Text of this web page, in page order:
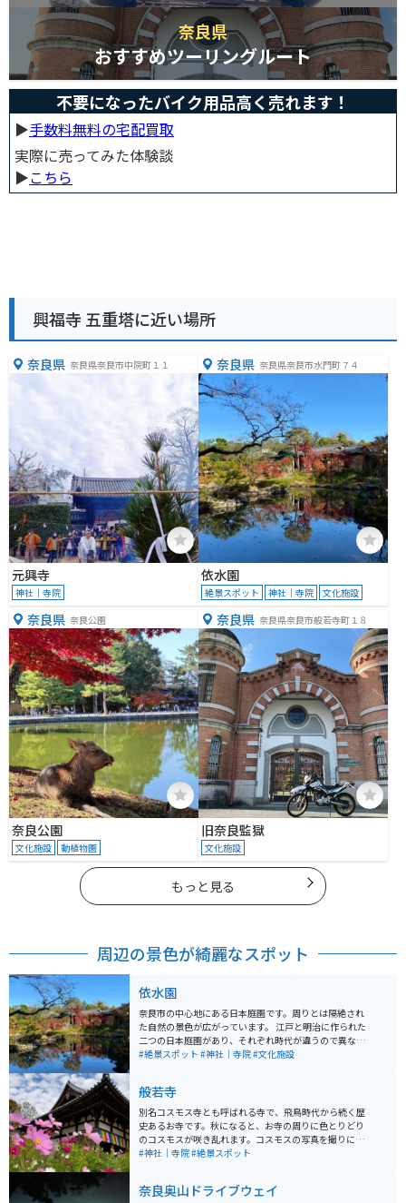
奈良県
おすすめツーリングルート
不要になったバイク用品高く売れます！
▶︎手数料無料の宅配買取
実際に売ってみた体験談
▶︎こちら
興福寺 五重塔に近い場所
奈良県 奈良県奈良市中院町１１
元興寺
神社｜寺院
奈良県 奈良県奈良市水門町７４
依水園
絶景スポット 神社｜寺院 文化施設
奈良県 奈良公園
奈良公園
文化施設 動植物園
奈良県 奈良県奈良市般若寺町１８
旧奈良監獄
文化施設
もっと見る
周辺の景色が綺麗なスポット
依水園
奈良市の中心地にある日本庭園です。周りとは隔絶され
た自然の景色が広がっています。 江戸と明治に作られた
二つの日本庭園があり、それぞれ時代が違うので異なる
美しさがあります。 美術館が併設されており、東アジア
接しているため、周囲の観光スポットと合わせて回るこ
とができます。周辺道路は鹿が歩き回っているので、速
度に気をつけて走行するようにしてください。
#絶景スポット #神社｜寺院#文化施設
般若寺
別名コスモス寺とも呼ばれる寺で、飛鳥時代から続く歴
史あるお寺です。秋になると、お寺の周りに色とりどり
のコスモスが咲き乱れます。コスモスの写真を撮りに毎
年多くの観光客が訪れます。趣ある寺をバックに見るコ
#神社｜寺院#絶景スポット
奈良奥山ドライブウェイ